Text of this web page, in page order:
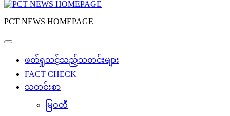
PCT NEWS HOMEPAGE
ဖတ်ရှုသင့်သည့်သတင်းများ
FACT CHECK
သတင်းစာ
မြဝတီ